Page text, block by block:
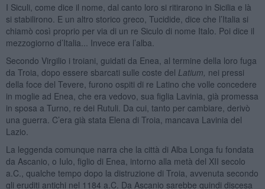
I Siculi, come dice il nome, dal canto loro si ritirarono in Sicilia e là
si stabilirono. E un altro storico greco, Tucidide, dice che l’Italia si
chiamò così proprio per via di un re Siculo di nome Italo. Poi dice il
mezzogiorno d’Italia... Invece era l’alba.
Secondo Virgilio i troiani, guidati da Enea, al termine della loro fuga
da Troia, dopo essere sbarcati sulle coste del Latium nei pressi
della foce del Tevere, furono ospiti di re Latino che volle concedere
in moglie ad Enea, che era vedovo, sua figlia Lavinia, già promessa
in sposa a Turno, re dei Rutuli. Da cui, tanto per cambiare, derivò
una guerra. C’era già stata Elena di Troia, mancava Lavinia del
Lazio.
La leggenda comunque narra che la città di Alba Longa fu fondata
da Ascanio, o Iulo, figlio di Enea, intorno alla metà del XII secolo
a.C., qualche tempo dopo la distruzione di Troia, avvenuta secondo
gli eruditi antichi nel 1184 a.C. Da Ascanio sarebbe quindi discesa